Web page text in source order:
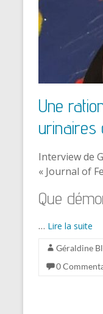
Une
urinaires
Interview de
« Journal of
Que
… Lire la suite
Géraldine
0